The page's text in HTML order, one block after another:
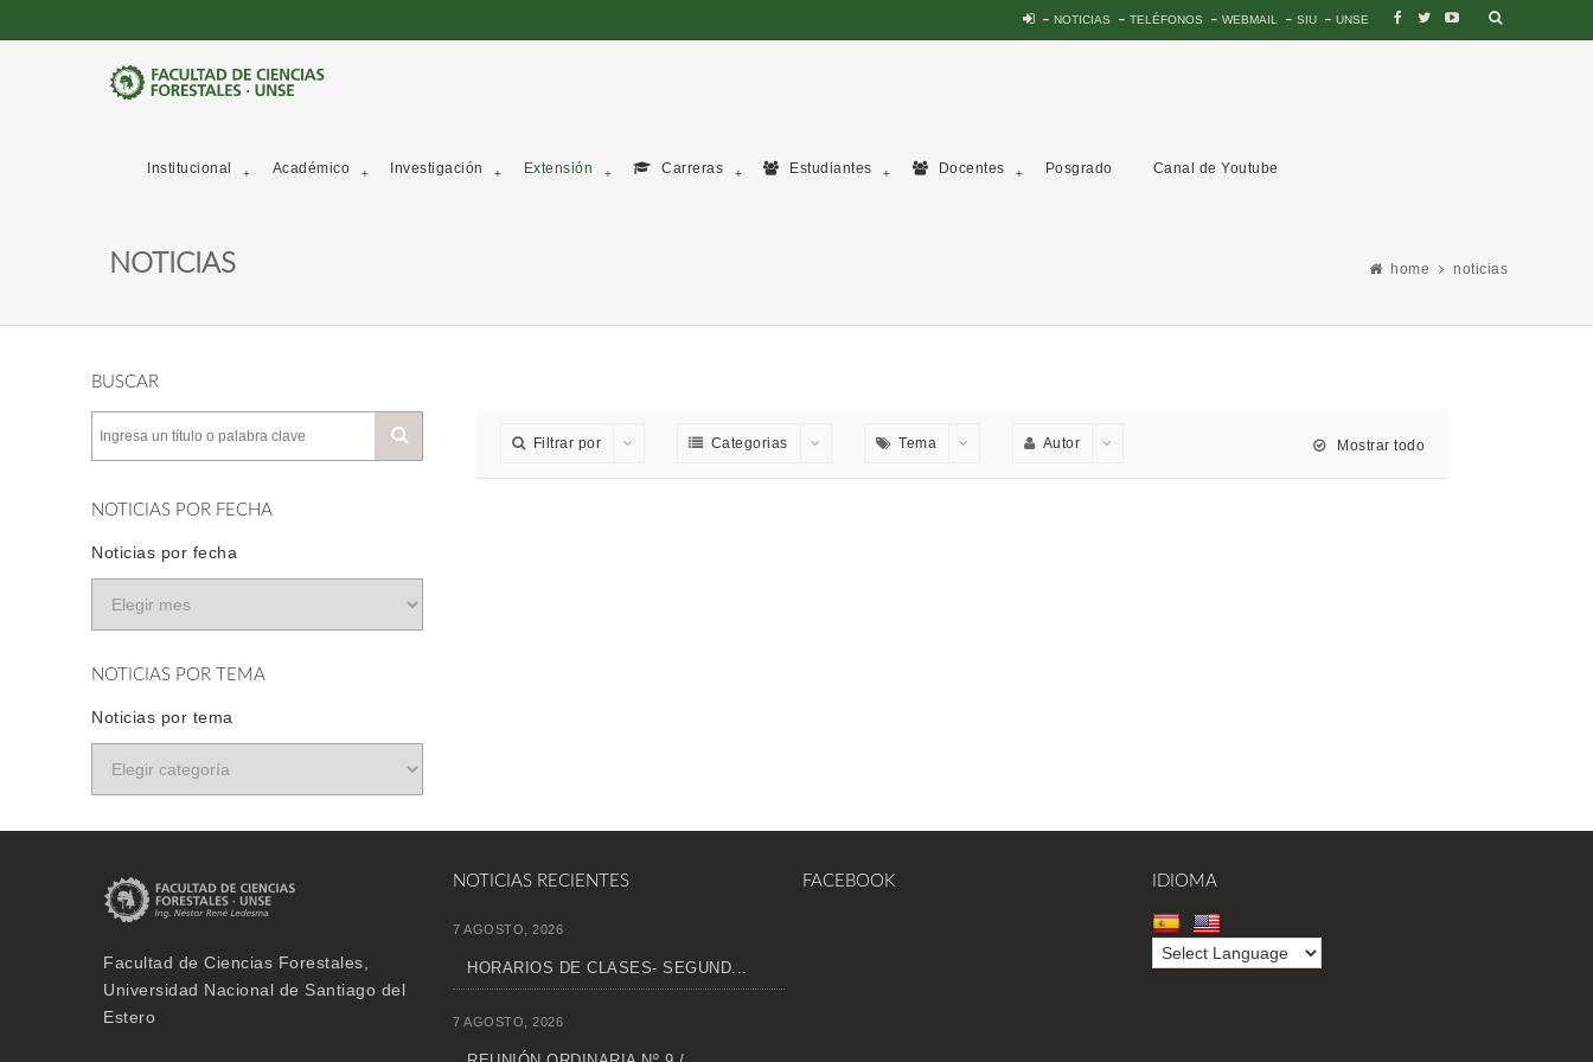
NOTICIAS TELÉFONOS WEBMAIL SIU UNSE
Institucional Académico Investigación Extensión Carreras Estudiantes Docentes Posgrado Canal de Youtube
NOTICIAS home noticias
BUSCAR
NOTICIAS POR FECHA
Noticias por fecha
NOTICIAS POR TEMA
Noticias por tema
Filtrar por Categorias Tema Autor Mostrar todo
Facultad de Ciencias Forestales,
Universidad Nacional de Santiago del
Estero
NOTICIAS RECIENTES
7 AGOSTO, 2026
HORARIOS DE CLASES- SEGUND...
7 AGOSTO, 2026
FACEBOOK IDIOMA